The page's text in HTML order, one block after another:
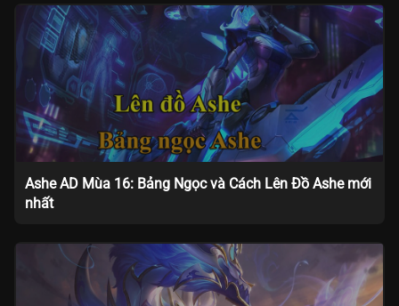
Ashe AD Mùa 16: Bảng Ngọc và Cách Lên Đồ Ashe mới
nhất